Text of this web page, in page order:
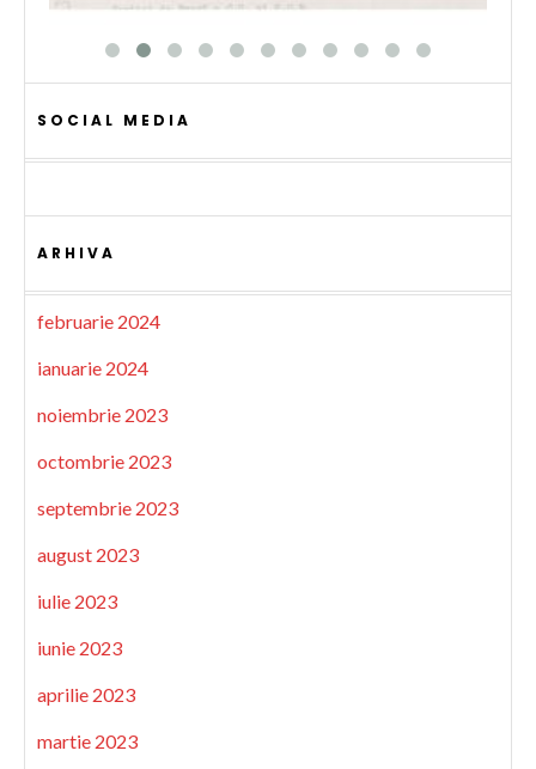
SOCIAL MEDIA
ARHIVA
februarie 2024
ianuarie 2024
noiembrie 2023
octombrie 2023
septembrie 2023
august 2023
iulie 2023
iunie 2023
aprilie 2023
martie 2023